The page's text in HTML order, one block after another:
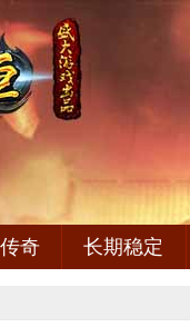
奇 长期稳定